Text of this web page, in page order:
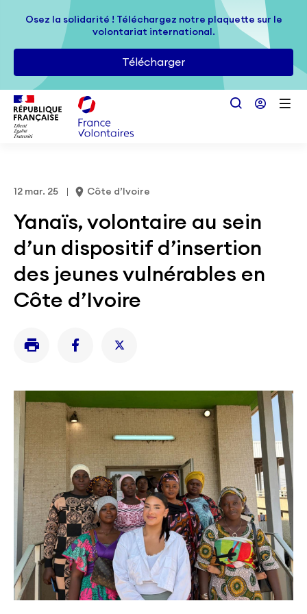
Passer au contenu principal
Osez la solidarité ! Téléchargez notre plaquette sur le
volontariat international.
Télécharger
Osez la solidarité ! Téléchargez notre plaquette sur le
volontariat international.
Télécharger
12 mar. 25 Côte d’Ivoire
Yanaïs, volontaire au sein
d’un dispositif d’insertion
des jeunes vulnérables en
Côte d’Ivoire